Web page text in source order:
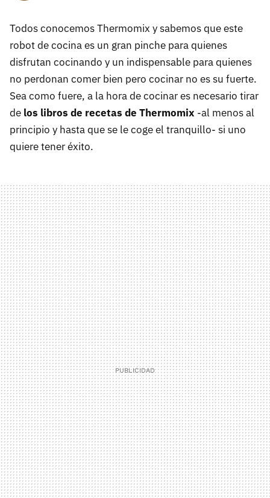
Todos conocemos Thermomix y sabemos que este
robot de cocina es un gran pinche para quienes
disfrutan cocinando y un indispensable para quienes
no perdonan comer bien pero cocinar no es su fuerte.
Sea como fuere, a la hora de cocinar es necesario tirar
de los libros de recetas de Thermomix -al menos al
principio y hasta que se le coge el tranquillo- si uno
quiere tener éxito.